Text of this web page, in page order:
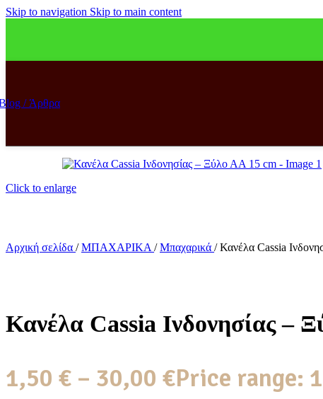
Skip to navigation Skip to main content
/ Άρθρα
Click to enlarge
Αρχική σελίδα / ΜΠΑΧΑΡΙΚΑ / Μπαχαρικά / Κανέλα Cassia
Κανέλα Cassia Ινδονησίας –
1,50 € – 30,00 €Price range: